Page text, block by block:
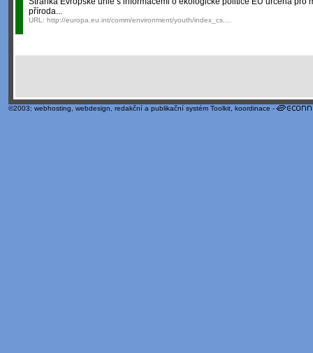
příroda...
URL: http://europa.eu.int/comm/environment/youth/index_cs....
©2003; webhosting webdesign redakční a publikační systém Toolkit , koordinace -